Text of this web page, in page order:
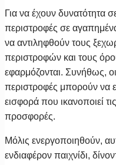
Για να έχουν δυνατότητα
περιστροφές σε
να αντιληφθούν τους
περιστροφών και τους
εφαρμόζονται. Συνήθως,
περιστροφές μπορούν να
εισφορά που ικανοποιεί
προσφορές.
Μόλις ενεργοποιηθούν,
ενδιαφέρον παιχνίδι,